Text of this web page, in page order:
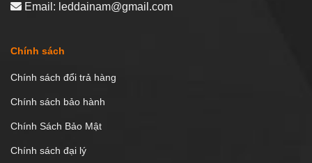
Email: leddainam@gmail.com
Chính sách
Chính sách đổi trả hàng
Chính sách bảo hành
Chính Sách Bảo Mật
Chính sách đại lý